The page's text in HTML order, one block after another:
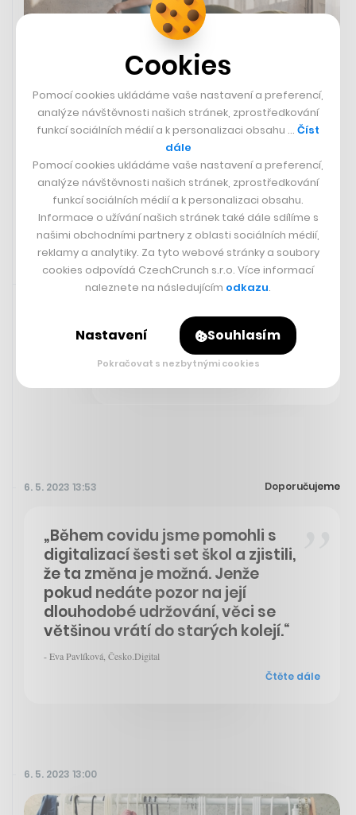
Poruchy příjmu potravy nejsou
vidět. Spojuje je potřeba kontroly,
říká výživová specialistka
SÁRA GOLDBERGEROVÁ
6. 5. 2023 15:15
Podcast
Všichni se toho chceme dožít,
říká architekt z BIG k Vltavské
6. 5. 2023 13:53 Doporučujeme
„Během covidu jsme pomohli s
digitalizací šesti set škol a zjistili,
že ta změna je možná. Jenže
pokud nedáte pozor na její
dlouhodobé udržování, věci se
většinou vrátí do starých kolejí.“
- Eva Pavlíková, Česko.Digital
Čtěte dále
6. 5. 2023 13:00
Cookies
Pomocí cookies ukládáme vaše nastavení a preferencí,
analýze návštěvnosti našich stránek, zprostředkování
funkcí sociálních médií a k personalizaci obsahu … Číst
dále
Pomocí cookies ukládáme vaše nastavení a preferencí,
analýze návštěvnosti našich stránek, zprostředkování
funkcí sociálních médií a k personalizaci obsahu.
Informace o užívání našich stránek také dále sdílíme s
našimi obchodními partnery z oblasti sociálních médií,
reklamy a analytiky. Za tyto webové stránky a soubory
cookies odpovídá CzechCrunch s.r.o. Více informací
naleznete na následujícím odkazu.
Nastavení Souhlasím
Pokračovat s nezbytnými cookies